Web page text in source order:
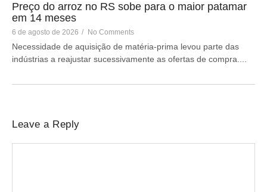
Preço do arroz no RS sobe para o maior patamar
em 14 meses
6 de agosto de 2026 / No Comments
Necessidade de aquisição de matéria-prima levou parte das
indústrias a reajustar sucessivamente as ofertas de compra....
Leave a Reply